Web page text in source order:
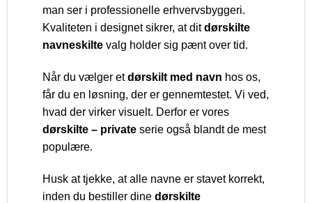
man ser i professionelle erhvervsbyggeri.
Kvaliteten i designet sikrer, at ditdørskilte
navneskilte valg holder sig pænt over tid.
Når du vælger etdørskilt med navn hos os,
får du en løsning, der er gennemtestet. Vi ved,
hvad der virker visuelt. Derfor er vores
dørskilte – private serie også blandt de mest
populære.
Husk at tjekke, at alle navne er stavet korrekt,
inden du bestiller dine dørskilte